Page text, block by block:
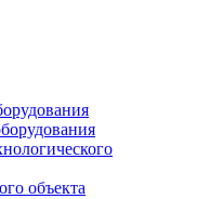
объекта